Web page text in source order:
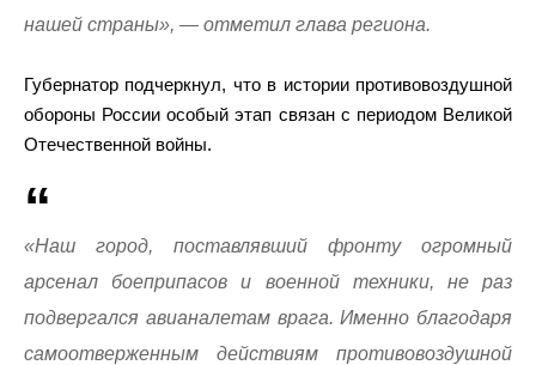
нашей страны», — отметил глава региона.
Губернатор подчеркнул, что в истории противовоздушной
обороны России особый этап связан с периодом Великой
Отечественной войны.
«Наш город, поставлявший фронту огромный
арсенал боеприпасов и военной техники, не раз
подвергался авианалетам врага. Именно благодаря
самоотверженным действиям противовоздушной